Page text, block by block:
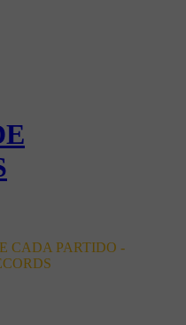
CADA PARTIDO -